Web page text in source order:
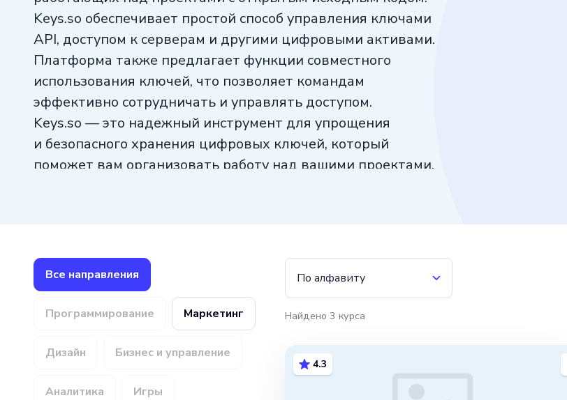
Keys.so обеспечивает простой способ управления ключами
API, доступом к серверам и другими цифровыми активами.
Платформа также предлагает функции совместного
использования ключей, что позволяет командам
эффективно сотрудничать и управлять доступом.
Keys.so — это надежный инструмент для упрощения
и безопасного хранения цифровых ключей, который
поможет вам организовать работу над вашими проектами.
По алфавиту
Найдено 3 курса
4.3
Все направления
Программирование Маркетинг
Дизайн Бизнес и управление
Аналитика Игры